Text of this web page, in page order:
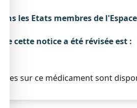
les Etats membres de
cette notice a été révisée est :
sur ce médicament sont